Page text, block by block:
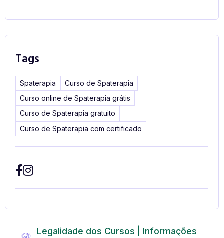
Legalidade dos Cursos | Informações
Tags
Spaterapia
Curso de Spaterapia
Curso online de Spaterapia grátis
Curso de Spaterapia gratuito
Curso de Spaterapia com certificado